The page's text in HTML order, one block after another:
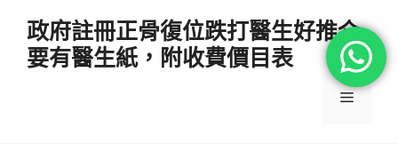
政府註冊正骨復位跌打醫生好推介
要有醫生紙，附收費價目表
選